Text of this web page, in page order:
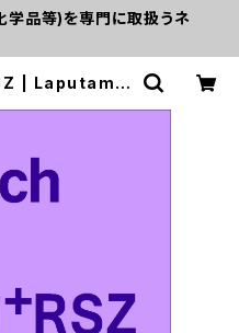
品等)を専門に取扱うネ
| Laputamal